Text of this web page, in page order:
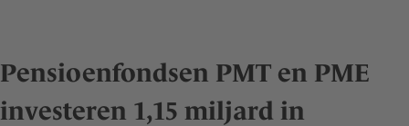
Pensioenfondsen PMT en PME
investeren 1,15 miljard in